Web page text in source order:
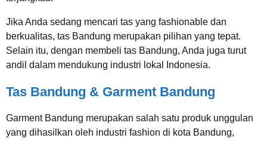
Jika Anda sedang mencari tas yang fashionable dan
berkualitas, tas Bandung merupakan pilihan yang tepat.
Selain itu, dengan membeli tas Bandung, Anda juga turut
andil dalam mendukung industri lokal Indonesia.
Tas Bandung & Garment Bandung
Garment Bandung merupakan salah satu produk unggulan
yang dihasilkan oleh industri fashion di kota Bandung,